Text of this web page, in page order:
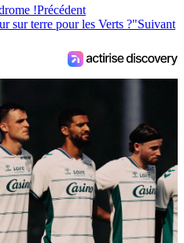
!Précédent
sur terre pour les Verts ?"Suivant